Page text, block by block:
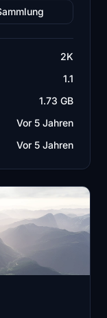
2K
1.1
1.73 GB
Vor 5 Jahren
Vor 5 Jahren